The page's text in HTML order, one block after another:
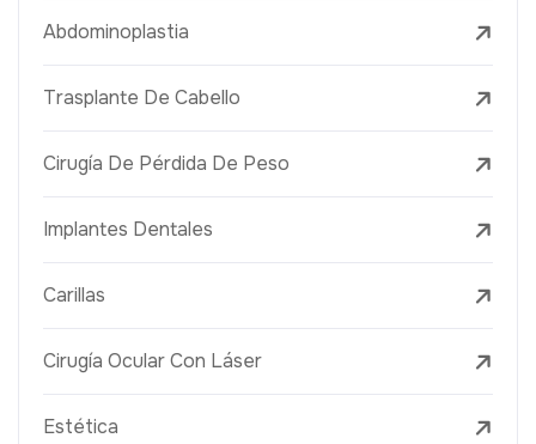
Abdominoplastia
Trasplante De Cabello
Cirugía De Pérdida De Peso
Implantes Dentales
Carillas
Cirugía Ocular Con Láser
Estética